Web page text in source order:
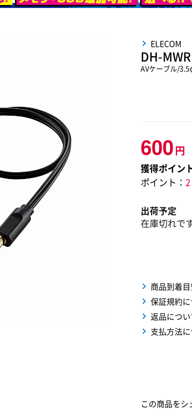
ELECOM
DH-
AVケーブル/
600円
獲得ポイン
ポイント：
出荷予定
在庫切れで
商品到着
保証規約
返品につい
支払方法
この商品をシ